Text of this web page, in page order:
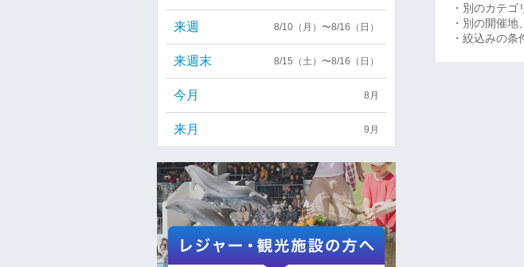
・別のカテゴ
・別の開催地
・絞込みの条
来週 8/10（月）〜8/16（日）
来週末 8/15（土）〜8/16（日）
今月 8月
来月 9月